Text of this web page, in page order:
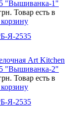
"Вышиванка-1"
Товар есть в
Я-2535
Art Kitchen
"Вышиванка-2"
Товар есть в
Я-2535